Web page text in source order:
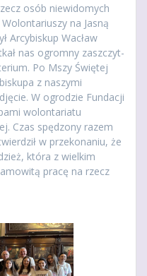
osób niewidomych
na Jasną
Arcybiskup Wacław
nas ogromny zaszczyt-
Po Mszy Świętej
z naszymi
W ogrodzie Fundacji
wolontariatu
Czas spędzony razem
w przekonaniu, że
która z wielkim
pracę na rzecz